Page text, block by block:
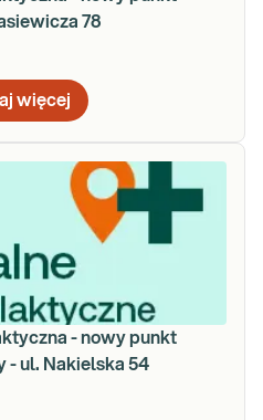
78
więcej
- nowy punkt
- ul. Nakielska 54